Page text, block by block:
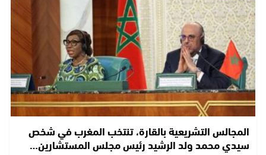
المجالس التشريعية بالقارة، تنتخب المغرب في شخص
سيدي محمد ولد الرشيد رئيس مجلس المستشارين…